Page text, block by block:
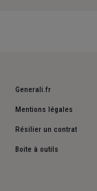
Generali.fr
Mentions légales
Résilier un contrat
Boite à outils